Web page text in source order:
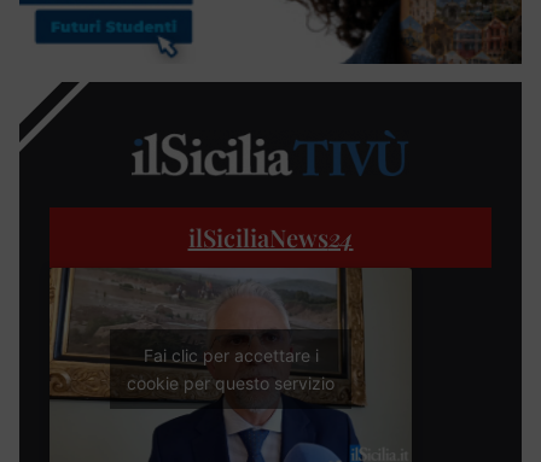
ilSiciliaNews24
Fai clic per accettare i
cookie per questo servizio